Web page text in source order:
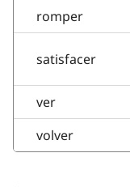
romper
satisfacer
ver
volver